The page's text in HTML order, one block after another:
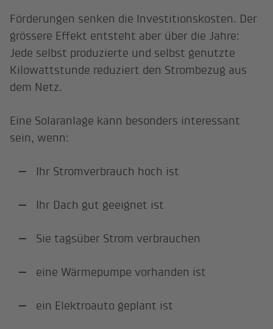
Förderungen senken die Investitionskosten. Der
grössere Effekt entsteht aber über die Jahre:
Jede selbst produzierte und selbst genutzte
Kilowattstunde reduziert den Strombezug aus
dem Netz.
Eine Solaranlage kann besonders interessant
sein, wenn:
Ihr Stromverbrauch hoch ist
Ihr Dach gut geeignet ist
Sie tagsüber Strom verbrauchen
eine Wärmepumpe vorhanden ist
ein Elektroauto geplant ist